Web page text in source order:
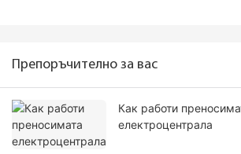
Препоръчително за вас
Как работи
електроцентрала